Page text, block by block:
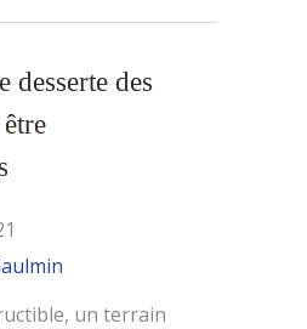
desserte des
un terrain